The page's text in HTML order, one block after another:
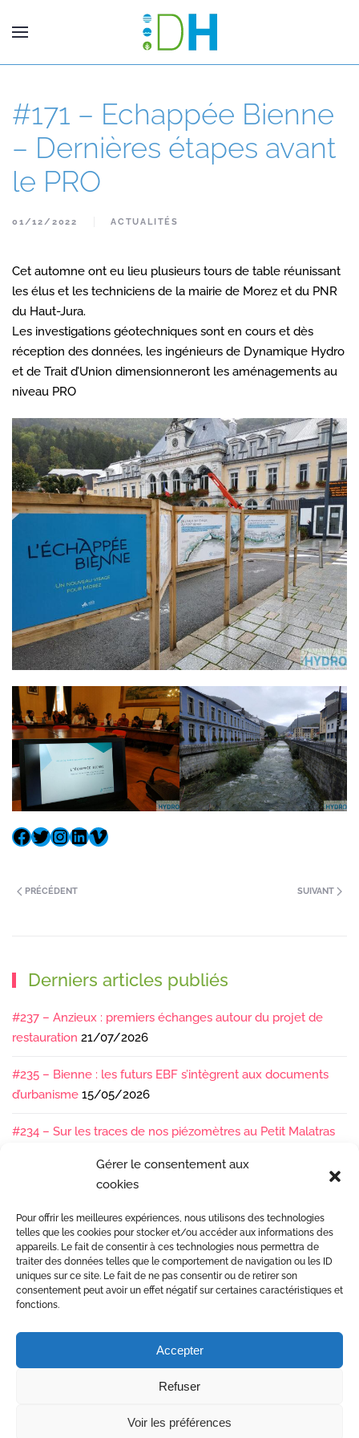
Gérer le consentement aux
cookies
Pour offrir les meilleures expériences, nous utilisons des technologies
telles que les cookies pour stocker et/ou accéder aux informations des
appareils. Le fait de consentir à ces technologies nous permettra de
traiter des données telles que le comportement de navigation ou les ID
uniques sur ce site. Le fait de ne pas consentir ou de retirer son
consentement peut avoir un effet négatif sur certaines caractéristiques et
fonctions.
Accepter
Refuser
Voir les préférences
#171 – Echappée Bienne
– Dernières étapes avant
le PRO
01/12/2022 ACTUALITÉS
Cet automne ont eu lieu plusieurs tours de table réunissant
les élus et les techniciens de la mairie de Morez et du PNR
du Haut-Jura.
Les investigations géotechniques sont en cours et dès
réception des données, les ingénieurs de Dynamique Hydro
et de Trait d’Union dimensionneront les aménagements au
niveau PRO
PRÉCÉDENT SUIVANT
Derniers articles publiés
#237 – Anzieux : premiers échanges autour du projet de
restauration 21/07/2026
#235 – Bienne : les futurs EBF s’intègrent aux documents
d’urbanisme 15/05/2026
#234 – Sur les traces de nos piézomètres au Petit Malatras
#233 – Les sédiments, ça se suit en équipe !
#232 – Sur le terrain avec l’Isère : ça bouge sous nos pieds !
07/04/2026
Etudes et gestion des rivières
© Copyright 2017 Dynamique Hydro •